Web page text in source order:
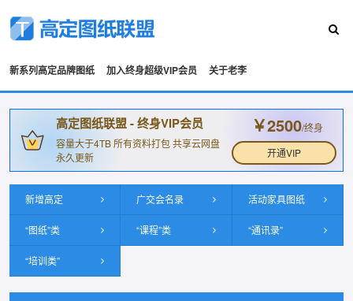
新系列高定品牌图纸 加入终身超级VIP会员 关于老李
高定图纸联盟 - 终身VIP会员
容量大于4TB 所有资料打包 共享云网盘
永久更新
￥2500/终身
开通VIP
新增高定 广交会名录 活动家具图纸
“图纸”类 “课程”类 “通讯录”
“培训类”